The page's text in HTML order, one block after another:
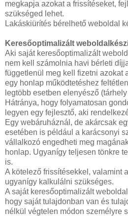
megkapja azokat a frissítéseket,
szükséged lehet.
Lakáskiürítés bérelhető weboldal
Keresőoptimalizált
Aki saját keresőoptimalizált
nem kell számolnia havi bérleti
függetlenül meg kell fizetni azokat
egy honlap működtetéshez
legtöbb esetben elenyésző
Hátránya, hogy folyamatosan
legyen egy fejlesztő, aki
Egy webáruháznál, de akárcsak
esetében is például a karácsonyi
vállalkozó engedheti meg
honlap. Ugyanígy teljesen tönkre
is.
A kötelező frissítésekkel, valamint
ugyanígy kalkulálni szükséges.
A saját keresőoptimalizált
hogy saját tulajdonban van és
nélkül végtelen módon személyre